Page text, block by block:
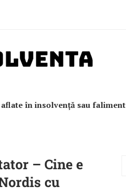
în insolvență sau faliment
– Cine e
cu